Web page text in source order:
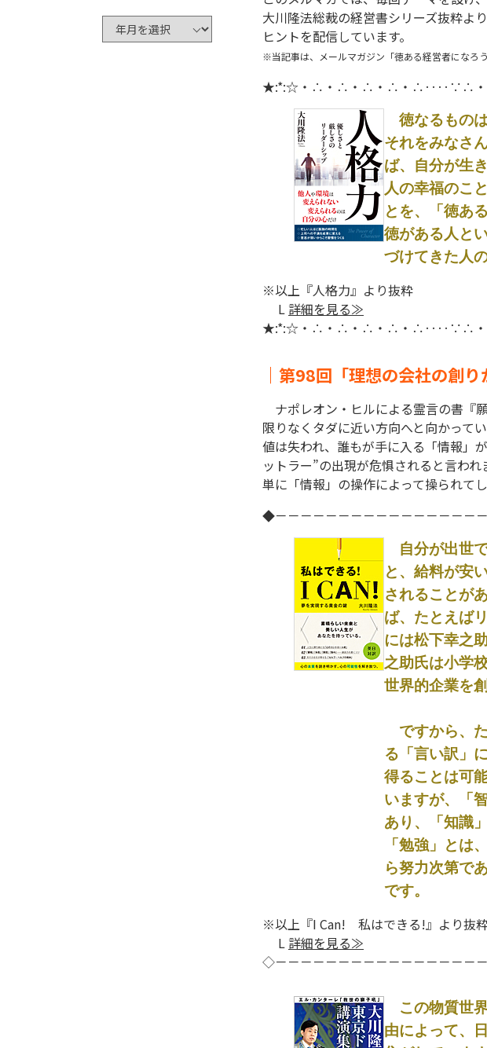
大川隆法総裁の経営書シリーズ抜粋よ
ヒントを配信しています。
※当記事は、メールマガジン「徳ある経営者になろ
★:*:☆・∴・∴・∴・∴・∴‥‥∵∴
徳なるものは
それをみなさ
ば、自分が生
人の幸福のこ
とを、「徳あ
徳がある人と
づけてきた人
※以上『人格力』より抜粋
L 詳細を見る≫
★:*:☆・∴・∴・∴・∴・∴‥‥∵∴
｜第98回「理想の会社の創
ナポレオン・ヒルによる霊言の書『
限りなくタダに近い方向へと向かって
値は失われ、誰もが手に入る「情報」
ットラー”の出現が危惧されると言わ
単に「情報」の操作によって操られてし
◆－－－－－－－－－－－－－－－－
自分が出世
と、給料が安
されることが
ば、たとえば
には松下幸之
之助氏は小学
世界的企業を
ですから、
る「言い訳」
得ることは可
いますが、「
あり、「知識
「勉強」とは
ら努力次第で
です。
※以上『I Can! 私はできる!』より抜
L 詳細を見る≫
◇－－－－－－－－－－－－－－－－
この物質世
由によって、